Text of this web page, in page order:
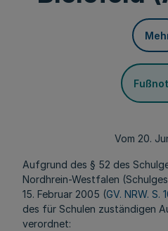
Vom 20.
Aufgrund des § 52 des
Nordhrein-Westfalen
15. Februar 2005 (GV. NRW. S.
des für Schulen zuständigen
verordnet: